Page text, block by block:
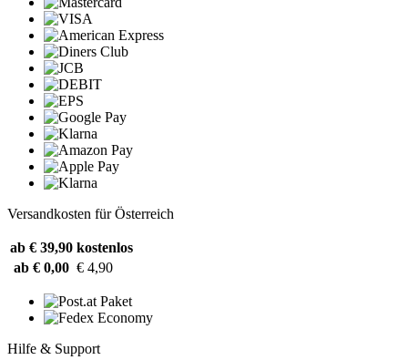
Versandkosten für Österreich
ab € 39,90 kostenlos
ab € 0,00 € 4,90
Hilfe & Support